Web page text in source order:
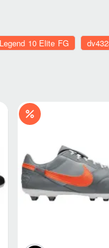
10 Elite FG